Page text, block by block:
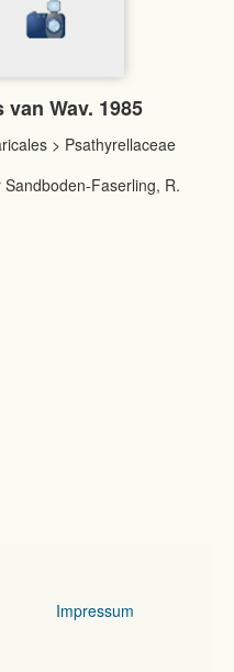
Wav. 1985
> Psathyrellaceae
Faserling, R.
Impressum